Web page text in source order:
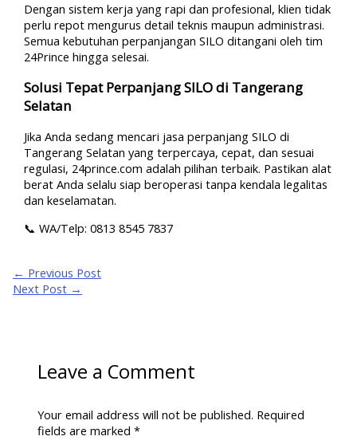
Dengan sistem kerja yang rapi dan profesional, klien tidak
perlu repot mengurus detail teknis maupun administrasi.
Semua kebutuhan perpanjangan SILO ditangani oleh tim
24Prince hingga selesai.
Solusi Tepat Perpanjang SILO di Tangerang
Selatan
Jika Anda sedang mencari jasa perpanjang SILO di
Tangerang Selatan yang terpercaya, cepat, dan sesuai
regulasi, 24prince.com adalah pilihan terbaik. Pastikan alat
berat Anda selalu siap beroperasi tanpa kendala legalitas
dan keselamatan.
📞 WA/Telp: 0813 8545 7837
← Previous Post
Next Post →
Leave a Comment
Your email address will not be published. Required
fields are marked*